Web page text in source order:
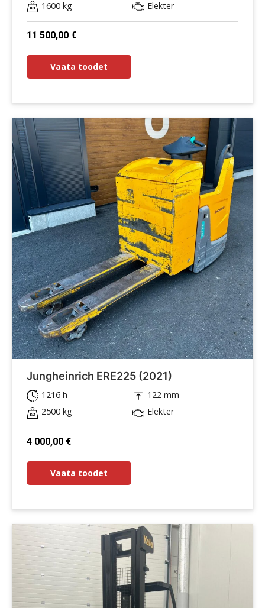
1600 kg Elekter
11 500,00 €
Vaata toodet
Jungheinrich ERE225 (2021)
1216 h
122 mm
2500 kg
Elekter
4 000,00 €
Vaata toodet